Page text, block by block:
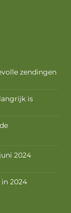
zendingen
is
2024
2024